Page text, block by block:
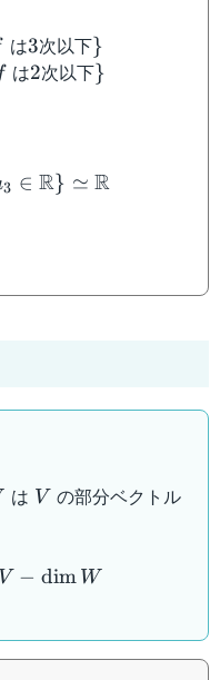
は3次以下}
は2次以下}
3 ∈ R} ≃ R
は V
V の部分ベクトル
V − dim W